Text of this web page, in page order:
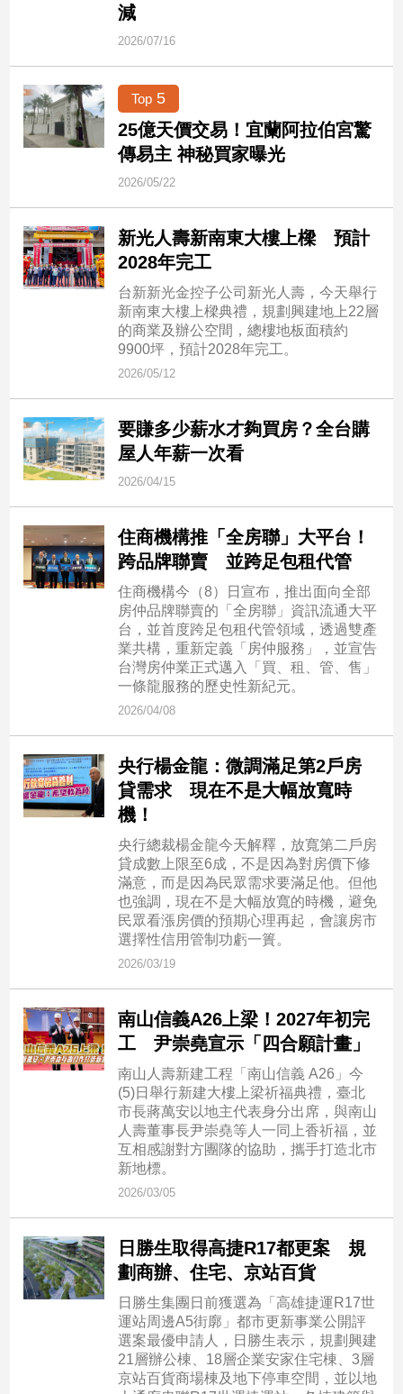
社
會/
地
冠
病
毒
專
區
灣
觀
點
台
灣
觀
點
星
聞
流
行/
時
建
築/
室
內
星
座/
命
理
減
2026/07/16
Top 5
25億天價交易！宜蘭阿拉伯宮驚
傳易主 神秘買家曝光
2026/05/22
新光人壽新南東大樓上樑 預計
2028年完工
台新新光金控子公司新光人壽，今天舉行
新南東大樓上樑典禮，規劃興建地上22層
的商業及辦公空間，總樓地板面積約
9900坪，預計2028年完工。
2026/05/12
要賺多少薪水才夠買房？全台購
屋人年薪一次看
2026/04/15
住商機構推「全房聯」大平台！
跨品牌聯賣 並跨足包租代管
住商機構今（8）日宣布，推出面向全部
房仲品牌聯賣的「全房聯」資訊流通大平
台，並首度跨足包租代管領域，透過雙產
業共構，重新定義「房仲服務」，並宣告
台灣房仲業正式邁入「買、租、管、售」
一條龍服務的歷史性新紀元。
2026/04/08
央行楊金龍：微調滿足第2戶房
貸需求 現在不是大幅放寬時
機！
央行總裁楊金龍今天解釋，放寬第二戶房
貸成數上限至6成，不是因為對房價下修
滿意，而是因為民眾需求要滿足他。但他
也強調，現在不是大幅放寬的時機，避免
民眾看漲房價的預期心理再起，會讓房市
選擇性信用管制功虧一簣。
2026/03/19
南山信義A26上梁！2027年初完
工 尹崇堯宣示「四合願計畫」
南山人壽新建工程「南山信義 A26」今
(5)日舉行新建大樓上梁祈福典禮，臺北
市長蔣萬安以地主代表身分出席，與南山
人壽董事長尹崇堯等人一同上香祈福，並
互相感謝對方團隊的協助，攜手打造北市
新地標。
2026/03/05
日勝生取得高捷R17都更案 規
劃商辦、住宅、京站百貨
日勝生集團日前獲選為「高雄捷運R17世
運站周邊A5街廓」都市更新事業公開評
選案最優申請人，日勝生表示，規劃興建
21層辦公棟、18層企業安家住宅棟、3層
京站百貨商場棟及地下停車空間，並以地